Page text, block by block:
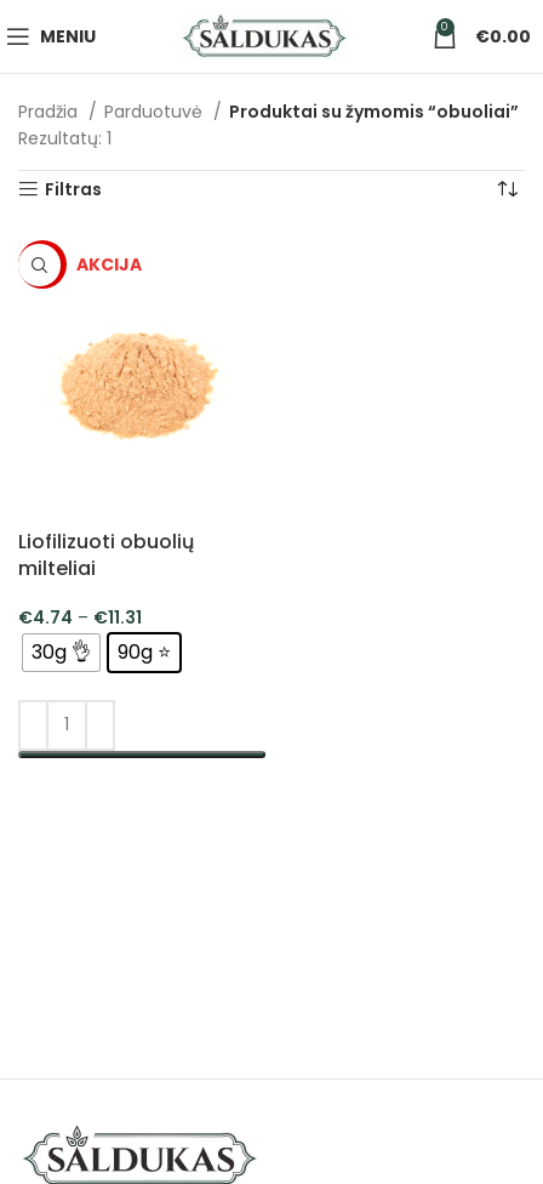
MENIU 0 €0.00
Pradžia Parduotuvė
Produktai su žymomis “obuoliai”
Rezultatų: 1
Filtras
-5%
Liofilizuoti obuolių
milteliai
€4.74 – €11.31
30g 👌 90g ⭐